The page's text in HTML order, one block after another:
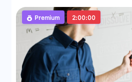
Premium 2:00:00